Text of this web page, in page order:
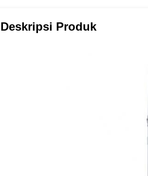
Deskripsi Produk